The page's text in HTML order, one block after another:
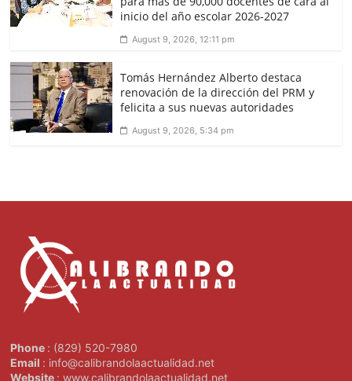
inicio del año escolar 2026-2027
August 9, 2026, 12:11 pm
Tomás Hernández Alberto destaca
renovación de la dirección del PRM y
felicita a sus nuevas autoridades
August 9, 2026, 5:34 pm
Phone : (829) 520-7980
Email : info@calibrandolaactualidad.net
Website : www.calibrandolaactualidad.net